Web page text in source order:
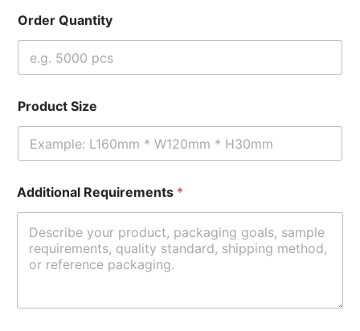
Order Quantity
Product Size
Additional Requirements *